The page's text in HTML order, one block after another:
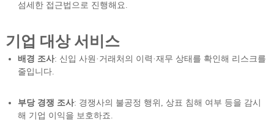
섬세한 접근법으로 진행해요.
기업 대상 서비스
배경 조사: 신입 사원·거래처의 이력·재무 상태를 확인해 리스크를
줄입니다.
부당 경쟁 조사: 경쟁사의 불공정 행위, 상표 침해 여부 등을 감시
해 기업 이익을 보호하죠.